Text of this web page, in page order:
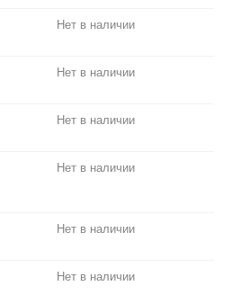
Нет в наличии
Нет в наличии
Нет в наличии
Нет в наличии
Нет в наличии
Нет в наличии